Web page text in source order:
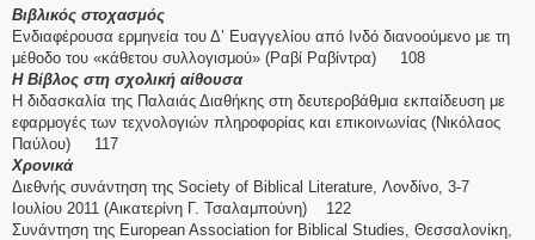
Βιβλικός στοχασμός
Ενδιαφέρουσα ερμηνεία του Δ’ Ευαγγελίου από Ινδό διανοούμενο με τη
μέθοδο του «κάθετου συλλογισμού» (Ραβί Ραβίντρα) 108
Η Βίβλος στη σχολική αίθουσα
Η διδασκαλία της Παλαιάς Διαθήκης στη δευτεροβάθμια εκπαίδευση με
εφαρμογές των τεχνολογιών πληροφορίας και επικοινωνίας (Νικόλαος
Παύλου) 117
Χρονικά
Διεθνής συνάντηση της Society of Biblical Literature, Λονδίνο, 3-7
Ιουλίου 2011 (Αικατερίνη Γ. Τσαλαμπούνη) 122
Συνάντηση της European Association for Biblical Studies, Θεσσαλονίκη,